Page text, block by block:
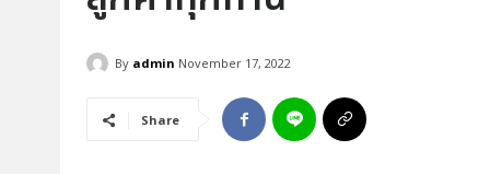
By admin November 17, 2022
Share